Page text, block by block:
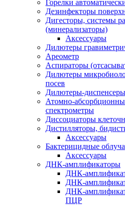
Горелки
Дезинфекторы
Дигесторы, системы
(минерализаторы)
Аксессуары
Дилютеры
Ареометр
Аспираторы
Дилютеры
посев
Дилютеры-
Атомно-
спектрометры
Диссоциаторы
Дистилляторы,
Аксессуары
Бактерицидные
Аксессуары
ДНК-амплификаторы
ДНК-
ДНК-
ДНК-
ПЦР